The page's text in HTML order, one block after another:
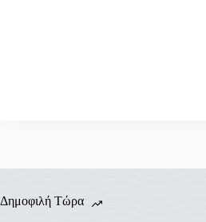
Δημοφιλή Τώρα